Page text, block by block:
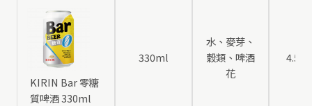
KIRIN Bar 零糖
質啤酒 330ml
330ml
水、麥芽、
穀類、啤酒
花
4.5